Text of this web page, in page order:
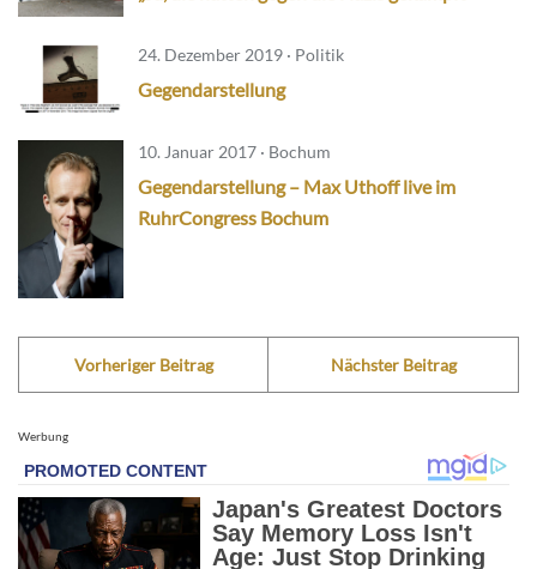
24. Dezember 2019 · Politik
Gegendarstellung
10. Januar 2017 · Bochum
Gegendarstellung – Max Uthoff live im
RuhrCongress Bochum
Vorheriger Beitrag Nächster Beitrag
Werbung